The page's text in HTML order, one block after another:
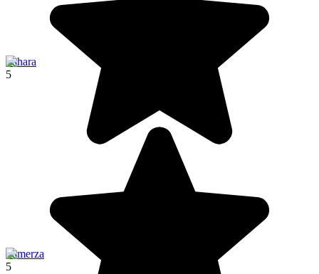
Sahara
5
Tamerza
5